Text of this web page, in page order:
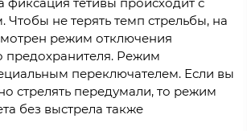
не терять темп стрельбы, на
режим отключения
предохранителя. Режим
переключателем. Если вы
стрелять передумали, то режим
без выстрела также